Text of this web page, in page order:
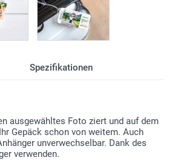
Spezifikationen
ausgewähltes Foto ziert und auf dem
Gepäck schon von weitem. Auch
unverwechselbar. Dank des
verwenden.